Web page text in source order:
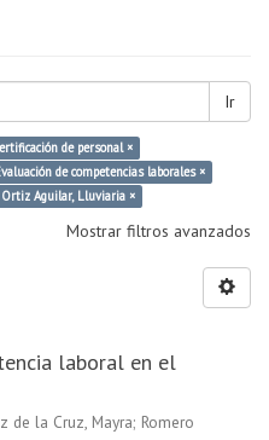
Ir
de personal ×
de competencias laborales ×
Aguilar, Lluviaria ×
Mostrar filtros avanzados
laboral en el
de la Cruz, Mayra; Romero